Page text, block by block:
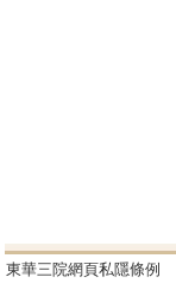
東華三院網頁私隱條例